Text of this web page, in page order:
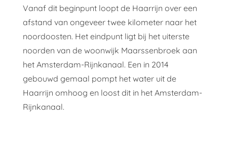
Vanaf dit beginpunt loopt de Haarrijn over een
afstand van ongeveer twee kilometer naar het
noordoosten. Het eindpunt ligt bij het uiterste
noorden van de woonwijk Maarssenbroek aan
het Amsterdam-Rijnkanaal. Een in 2014
gebouwd gemaal pompt het water uit de
Haarrijn omhoog en loost dit in het Amsterdam-
Rijnkanaal.